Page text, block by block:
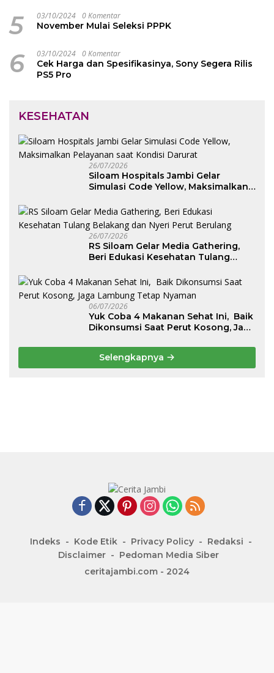
5 03/10/2024 0 Komentar
November Mulai Seleksi PPPK
6 03/10/2024 0 Komentar
Cek Harga dan Spesifikasinya, Sony Segera Rilis
PS5 Pro
KESEHATAN
26/07/2026
Siloam Hospitals Jambi Gelar
Simulasi Code Yellow, Maksimalkan
26/07/2026
RS Siloam Gelar Media Gathering,
Beri Edukasi Kesehatan Tulang
06/07/2026
Yuk Coba 4 Makanan Sehat Ini, Baik
Dikonsumsi Saat Perut Kosong, Jaga
Selengkapnya
Indeks Kode Etik Privacy Policy
Redaksi
Disclaimer
Pedoman Media Siber
ceritajambi.com - 2024